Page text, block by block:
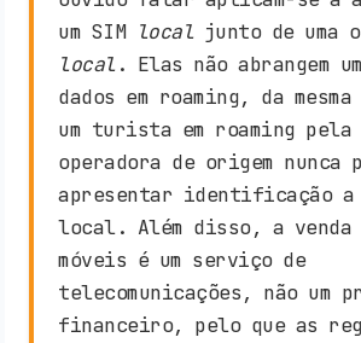
um SIM local junto de uma
local . Elas não abrangem
dados em roaming, da
um turista em roaming pela
operadora de origem nunca
apresentar identificação a
local. Além disso, a venda
móveis é um serviço de
telecomunicações, não um
financeiro, pelo que as